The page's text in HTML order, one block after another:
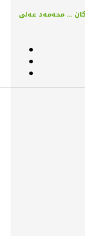
... محەمەد عەلی